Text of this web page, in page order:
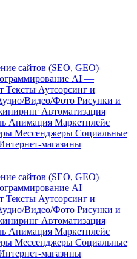
сайтов (SEO, GEO)
AI —
Тексты Аутсорсинг и
Видео/Фото Рисунки и
Автоматизация
Анимация Маркетплейс
Мессенджеры Социальные
магазины
сайтов (SEO, GEO)
AI —
Тексты Аутсорсинг и
Видео/Фото Рисунки и
Автоматизация
Анимация Маркетплейс
Мессенджеры Социальные
магазины